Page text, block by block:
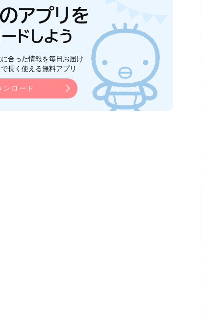
合った情報を毎日お届け
長く使える無料アプリ
ンロード